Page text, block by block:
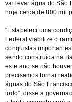
vai levar água do São
hoje cerca de 800 mil
“Estabeleci uma
Federal viabilize o
conquistas
sendo construída na
este ano se não
precisamos tornar
águas do São
todo”, disse a